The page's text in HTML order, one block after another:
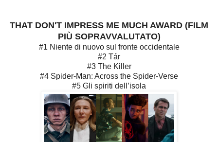
THAT DON'T IMPRESS ME MUCH AWARD (FILM
PIÙ SOPRAVVALUTATO)
#1 Niente di nuovo sul fronte occidentale
#2 Tár
#3 The Killer
#4 Spider-Man: Across the Spider-Verse
#5 Gli spiriti dell’isola